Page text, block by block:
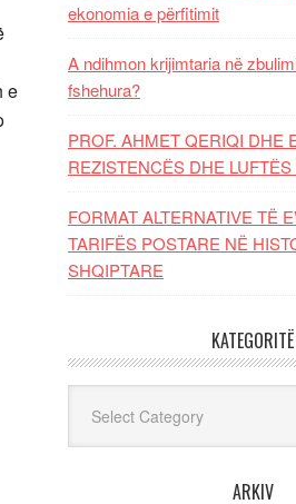
e
ekonomia e përfitimit
A ndihmon krijimtaria në
fshehura?
PROF. AHMET QERIQI DHE
REZISTENCЁS DHE
FORMAT ALTERNATIVE TË
TARIFËS POSTARE NË
SHQIPTARE
KATEGORITË
ARKIV